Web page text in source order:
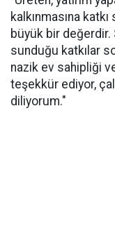
kalkınmasına
büyük bir değerdir.
sunduğu katkılar
nazik ev sahipliği
teşekkür ediyor,
diliyorum."